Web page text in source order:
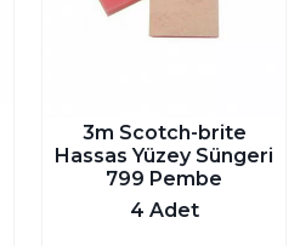
3m Scotch-brite
Hassas Yüzey Süngeri
799 Pembe
4 Adet